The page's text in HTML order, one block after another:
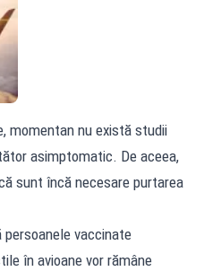
momentan nu există studii
asimptomatic. De aceea,
sunt încă necesare purtarea
vaccinate
în avioane vor rămâne